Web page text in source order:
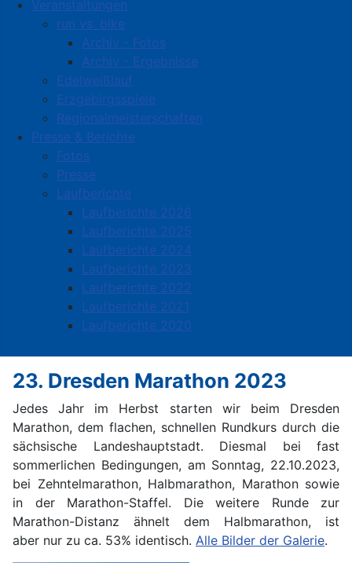
Veranstaltungen
run vs. bike
Archiv - Fotos
Archiv - Ergebnisse
Edelweißlauf
Erzgebirgsspiele
Regionalmeisterschaften
Presse & Berichte
Fotos
Presse
Laufberichte
Laufberichte 2026
Laufberichte 2025
Laufberichte 2024
Laufberichte 2023
Laufberichte 2022
Laufberichte 2021
Laufberichte 2020
23. Dresden Marathon 2023
Jedes Jahr im Herbst starten wir beim Dresden
Marathon, dem flachen, schnellen Rundkurs durch die
sächsische Landeshauptstadt. Diesmal bei fast
sommerlichen Bedingungen, am Sonntag, 22.10.2023,
bei Zehntelmarathon, Halbmarathon, Marathon sowie
in der Marathon-Staffel. Die weitere Runde zur
Marathon-Distanz ähnelt dem Halbmarathon, ist
aber nur zu ca. 53% identisch. Alle Bilder der Galerie.